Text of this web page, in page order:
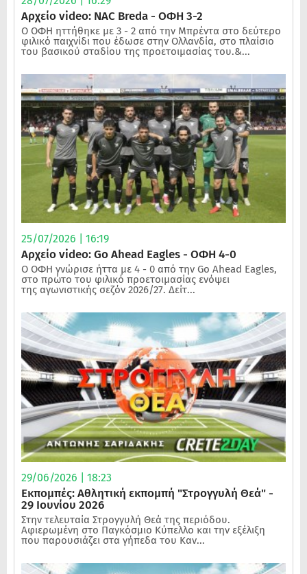
Αρχείο video: NAC Breda - ΟΦΗ 3-2
Ο ΟΦΗ ηττήθηκε με 3 - 2 από την Μπρέντα στο δεύτερο
φιλικό παιχνίδι που έδωσε στην Ολλανδία, στο πλαίσιο
του βασικού σταδίου της προετοιμασίας του.&...
25/07/2026 | 16:19
Αρχείο video: Go Ahead Eagles - ΟΦΗ 4-0
Ο ΟΦΗ γνώρισε ήττα με 4 - 0 από την Go Ahead Eagles,
στο πρώτο του φιλικό προετοιμασίας ενόψει
της αγωνιστικής σεζόν 2026/27. Δείτ...
29/06/2026 | 18:23
Εκπομπές: Αθλητική εκπομπή "Στρογγυλή Θεά" -
29 Ιουνίου 2026
Στην τελευταία Στρογγυλή Θεά της περιόδου.
Αφιερωμένη στο Παγκόσμιο Κύπελλο και την εξέλιξη
που παρουσιάζει στα γήπεδα του Καν...